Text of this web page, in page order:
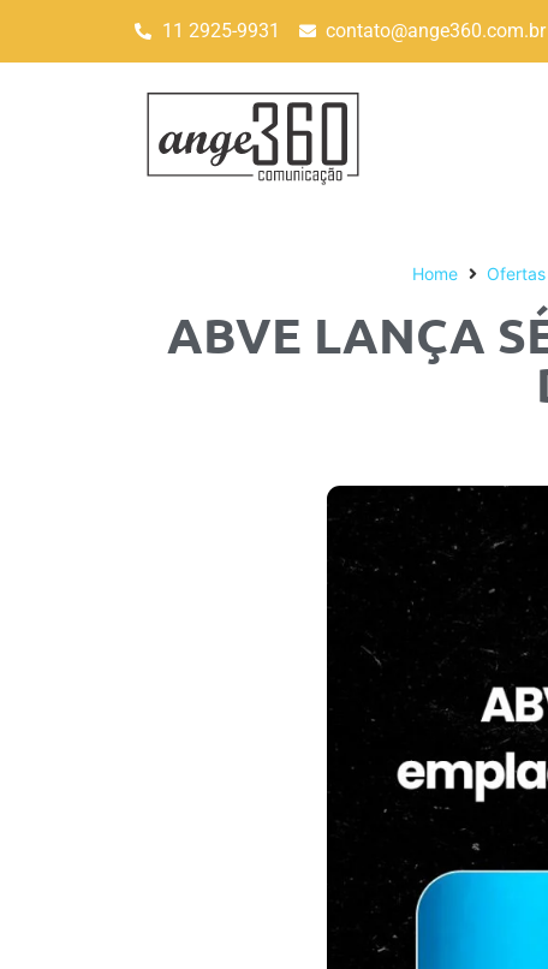
11 2925-9931 contato@ange360.com.br
Home
ABVE LANÇA